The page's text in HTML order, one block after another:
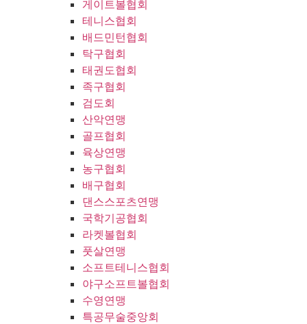
게이트볼협회
테니스협회
배드민턴협회
탁구협회
태권도협회
족구협회
검도회
산악연맹
골프협회
육상연맹
농구협회
배구협회
댄스스포츠연맹
국학기공협회
라켓볼협회
풋살연맹
소프트테니스협회
야구소프트볼협회
수영연맹
특공무술중앙회